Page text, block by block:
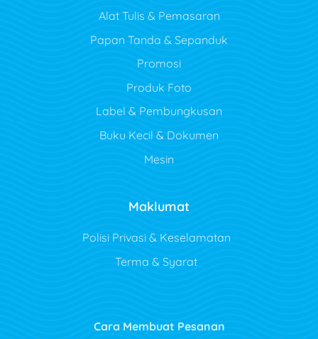
Alat Tulis & Pemasaran
Papan Tanda & Sepanduk
Promosi
Produk Foto
Label & Pembungkusan
Buku Kecil & Dokumen
Mesin
Maklumat
Polisi Privasi & Keselamatan
Terma & Syarat
Cara Membuat Pesanan